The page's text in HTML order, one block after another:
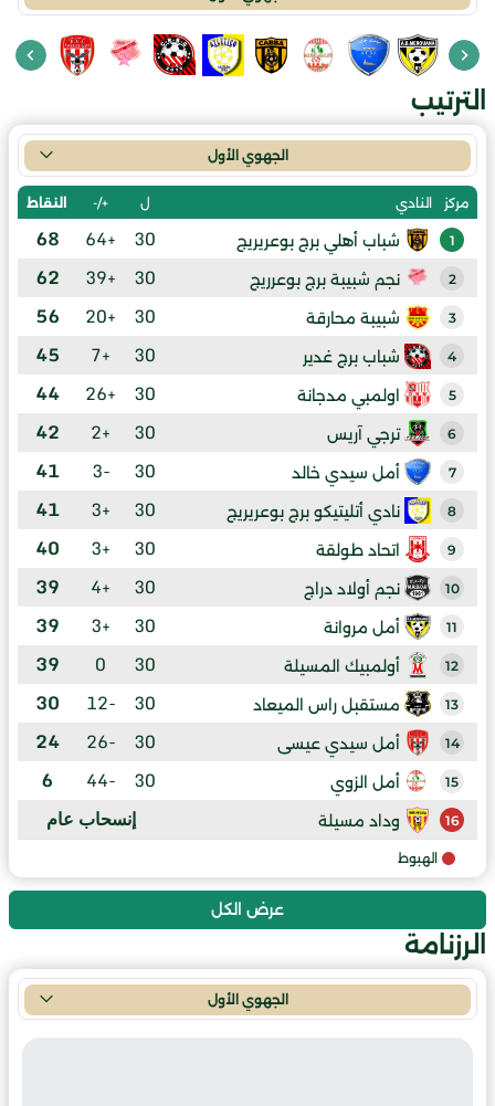
الترتيب
الجهوي الأول
مركز النادي ل +/- النقاط
1 شباب أهلي برج بوعريريج 30
+64
68
2 نجم شبيبة برج بوعرريج 30
+39
62
3 شبيبة محارقة 30
+20
56
4 شباب برج غدير 30
+7
45
5 اولمبي مدجانة 30
+26
44
6 ترجي آريس 30
+2
42
7 أمل سيدي خالد 30
-3
41
8 نادي أتليتيكو برج بوعريريج 30
+3
41
9 اتحاد طولقة 30
+3
40
10 نجم أولاد دراج 30
+4
39
11 أمل مروانة 30
+3
39
12 أولمبيك المسيلة 30
0
39
13 مستقبل راس الميعاد 30
-12
30
14 أمل سيدي عيسى 30
-26
24
15 أمل الزوي 30
-44
6
16 وداد مسيلة إنسحاب عام
الهبوط
عرض الكل
الرزنامة
الجهوي الأول